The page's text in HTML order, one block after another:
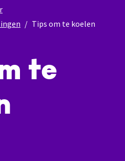
Tips om te koelen
te